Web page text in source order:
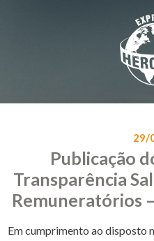
29/
Publicação
Transparência
Remuneratórios
Em cumprimento ao disposto